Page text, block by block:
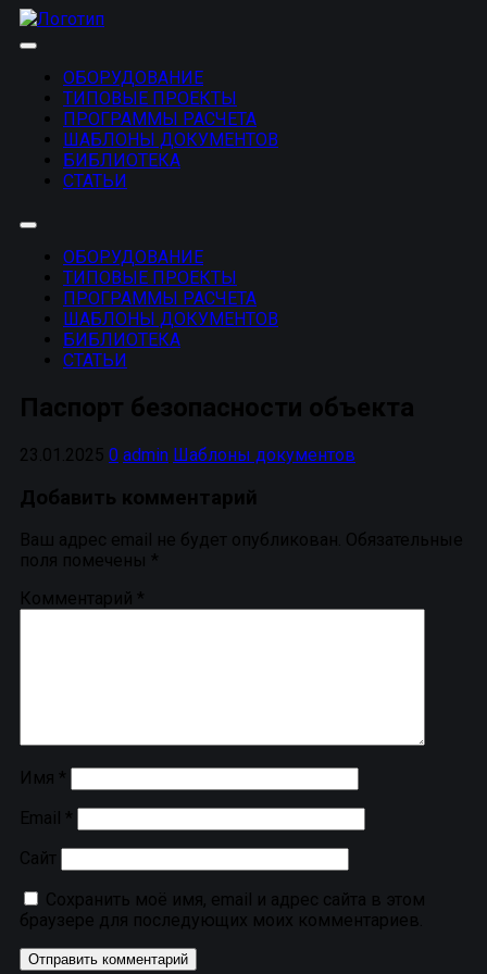
Перейти
Развернуть
ОБОРУДОВАНИЕ
ТИПОВЫЕ ПРОЕКТЫ
ПРОГРАММЫ РАСЧЕТА
ШАБЛОНЫ ДОКУМЕНТОВ
БИБЛИОТЕКА
СТАТЬИ
Развернуть
ОБОРУДОВАНИЕ
ТИПОВЫЕ ПРОЕКТЫ
ПРОГРАММЫ РАСЧЕТА
ШАБЛОНЫ ДОКУМЕНТОВ
БИБЛИОТЕКА
СТАТЬИ
Паспорт безопасности объекта
23.01.2025 0 admin Шаблоны документов
Добавить комментарий
Ваш адрес email не будет опубликован. Обязательные
поля помечены *
Комментарий *
Имя *
Email *
Сайт
Сохранить моё имя, email и адрес сайта в этом
браузере для последующих моих комментариев.